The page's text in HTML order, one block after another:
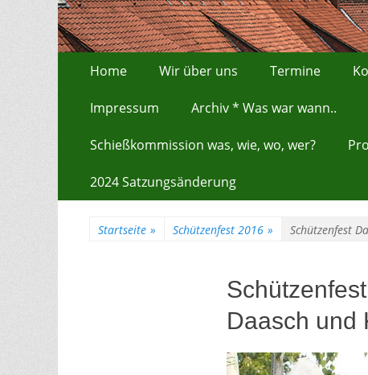
Erstes Menü
Inhalt:
Home Wir über uns Termine
Impressum Archiv * Was war wann..
Schießkommission was, wie, wo, wer?
2024 Satzungsänderung
Startseite » Schützenfest 2016 » Schützenfest
Daasch und